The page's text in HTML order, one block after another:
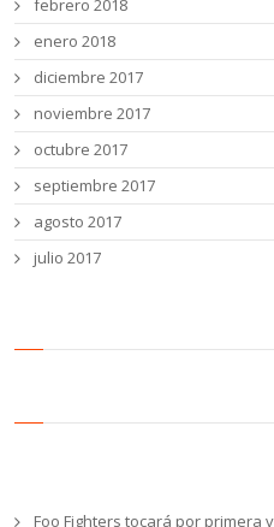
febrero 2018
enero 2018
diciembre 2017
noviembre 2017
octubre 2017
septiembre 2017
agosto 2017
julio 2017
Foo Fighters tocará por primera